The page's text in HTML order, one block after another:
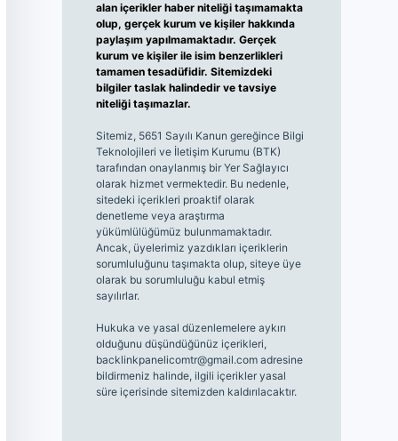
alan içerikler haber niteliği taşımamakta
olup, gerçek kurum ve kişiler hakkında
paylaşım yapılmamaktadır. Gerçek
kurum ve kişiler ile isim benzerlikleri
tamamen tesadüfidir. Sitemizdeki
bilgiler taslak halindedir ve tavsiye
niteliği taşımazlar.
Sitemiz, 5651 Sayılı Kanun gereğince Bilgi
Teknolojileri ve İletişim Kurumu (BTK)
tarafından onaylanmış bir Yer Sağlayıcı
olarak hizmet vermektedir. Bu nedenle,
sitedeki içerikleri proaktif olarak
denetleme veya araştırma
yükümlülüğümüz bulunmamaktadır.
Ancak, üyelerimiz yazdıkları içeriklerin
sorumluluğunu taşımakta olup, siteye üye
olarak bu sorumluluğu kabul etmiş
sayılırlar.
Hukuka ve yasal düzenlemelere aykırı
olduğunu düşündüğünüz içerikleri,
backlinkpanelicomtr@gmail.comadresine
bildirmeniz halinde, ilgili içerikler yasal
süre içerisinde sitemizden kaldırılacaktır.